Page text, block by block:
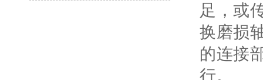
足，或
换磨损
的连接
行。